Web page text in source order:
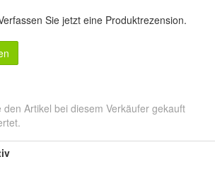
Sie jetzt eine Produktrezension.
Artikel bei diesem Verkäufer gekauft